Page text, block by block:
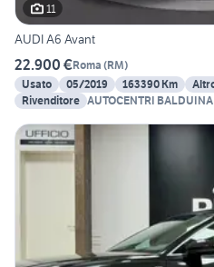
11
AUDI A6 Avant
22.900 €Roma (RM)
Usato
05/2019 163390 Km
Rivenditore AUTOCENTRI BALDUINA